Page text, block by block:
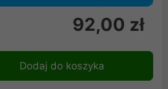
92,00 zł
Dodaj do koszyka